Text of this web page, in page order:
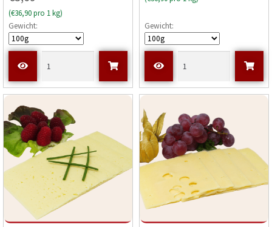
(€36,90 pro 1 kg)
Gewicht:
Gewicht: